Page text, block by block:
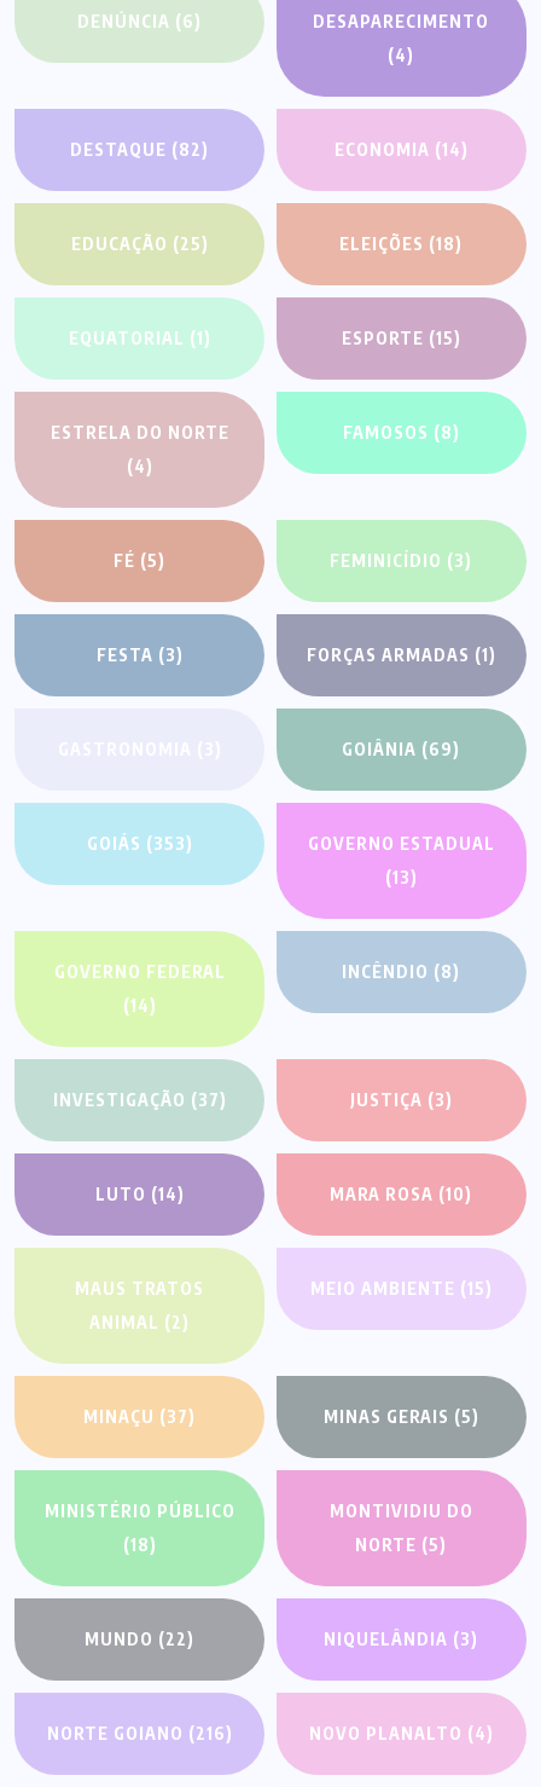
DENÚNCIA (6)
DESAPARECIMENTO
(4)
DESTAQUE (82) ECONOMIA (14)
EDUCAÇÃO (25) ELEIÇÕES (18)
EQUATORIAL (1) ESPORTE (15)
ESTRELA DO NORTE
(4)
FAMOSOS (8)
FÉ (5) FEMINICÍDIO (3)
FESTA (3) FORÇAS ARMADAS (1)
GOIÂNIA (69)
GOIÁS (353)
GOVERNO ESTADUAL
(13)
GOVERNO FEDERAL
(14)
INCÊNDIO (8)
INVESTIGAÇÃO (37) JUSTIÇA (3)
LUTO (14) MARA ROSA (10)
MAUS TRATOS
ANIMAL (2)
MEIO AMBIENTE (15)
MINAÇU (37) MINAS GERAIS (5)
MINISTÉRIO PÚBLICO
(18)
MONTIVIDIU DO
NORTE (5)
MUNDO (22) NIQUELÂNDIA (3)
NORTE GOIANO (216) NOVO PLANALTO (4)